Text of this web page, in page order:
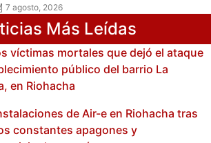
7 agosto, 2026
Más Leídas
víctimas mortales que dejó el ataque
público del barrio La
en Riohacha
de Air-e en Riohacha tras
constantes apagones y